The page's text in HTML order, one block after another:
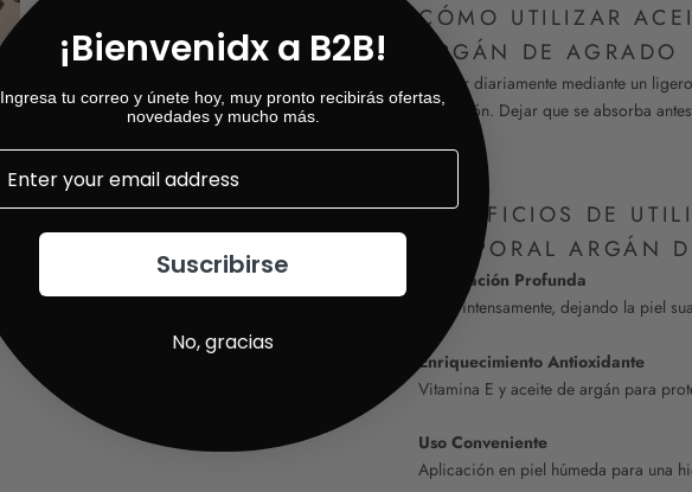
CÓMO UTILIZAR
ARGÁN DE AGRADO
Aplicar diariamente mediante un
absorción. Dejar que se absorba
manchas.
BENEFICIOS DE
CORPORAL ARGÁN
Hidratación Profunda
Nutre intensamente, dejando la piel
Enriquecimiento Antioxidante
Vitamina E y aceite de argán para
Uso Conveniente
Aplicación en piel húmeda para una
¡Bienvenidx a B2B!
Ingresa tu correo y únete hoy, muy pronto recibirás ofertas,
novedades y mucho más.
Suscribirse
No, gracias